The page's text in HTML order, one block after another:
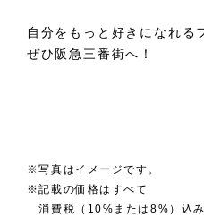
自分をもっと好きになれる
ぜひ阪急三番街へ！
※写真はイメージです。
※記載の価格はすべて
消費税（10%または8%）込